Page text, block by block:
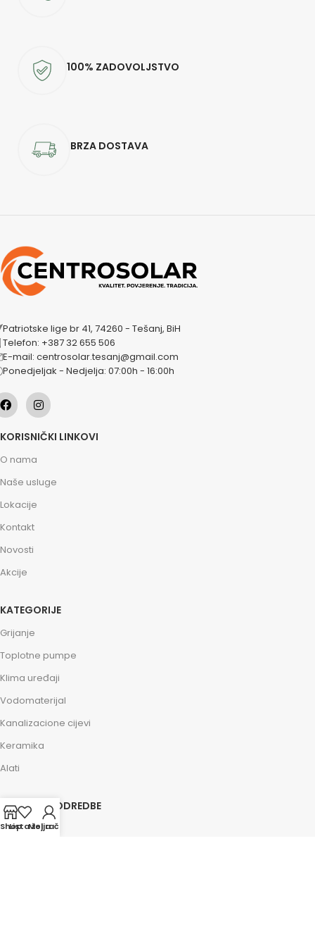
100% ZADOVOLJSTVO
BRZA DOSTAVA
Patriotske lige br 41, 74260 - Tešanj, BiH
Telefon: +387 32 655 506
E-mail: centrosolar.tesanj@gmail.com
Ponedjeljak - Nedjelja: 07:00h - 16:00h
KORISNIČKI LINKOVI
O nama
Naše usluge
Lokacije
Kontakt
Novosti
Akcije
KATEGORIJE
Grijanje
Toplotne pumpe
Klima uređaji
Vodomaterijal
Kanalizacione cijevi
Keramika
Alati
ZAKONSKE ODREDBE
Impressum
ShopLista želja
Moj račun